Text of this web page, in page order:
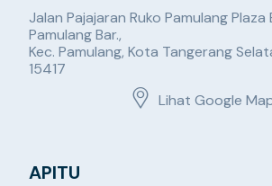
Jalan Pajajaran Ruko Pamulang Plaza
Pamulang Bar.,
Kec. Pamulang, Kota Tangerang
15417
Lihat Google
APITU